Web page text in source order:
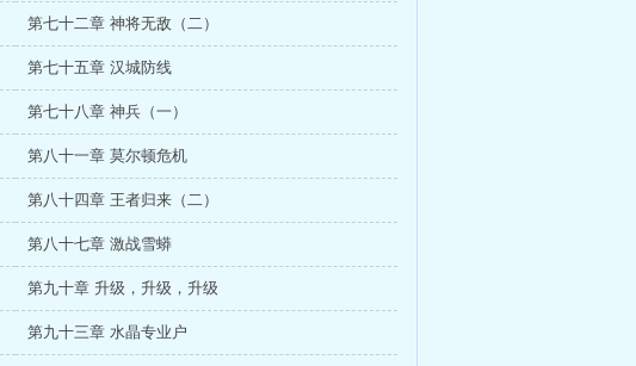
第七十二章 神将无敌（二）
第七十五章 汉城防线
第七十八章 神兵（一）
第八十一章 莫尔顿危机
第八十四章 王者归来（二）
第八十七章 激战雪蟒
第九十章 升级，升级，升级
第九十三章 水晶专业户